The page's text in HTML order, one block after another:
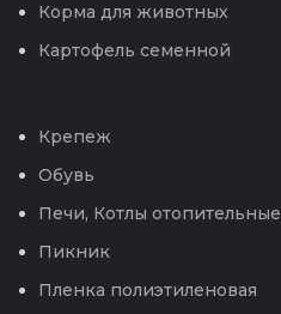
Корма для животных
Картофель семенной
Крепеж
Обувь
Печи, Котлы отопительные
Пикник
Пленка полиэтиленовая